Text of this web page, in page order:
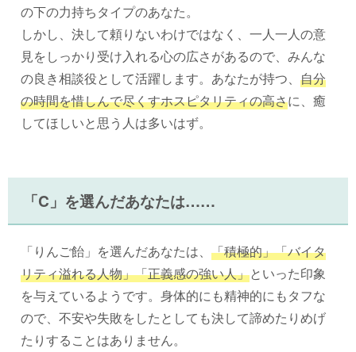
の下の力持ちタイプのあなた。
しかし、決して頼りないわけではなく、一人一人の意
見をしっかり受け入れる心の広さがあるので、みんな
の良き相談役として活躍します。あなたが持つ、 自分
の時間を惜しんで尽くすホスピタリティの高さに、癒
してほしいと思う人は多いはず。
「C」を選んだあなたは……
「りんご飴」を選んだあなたは、 「積極的」「バイタ
リティ溢れる人物」「正義感の強い人」といった印象
を与えているようです。身体的にも精神的にもタフな
ので、不安や失敗をしたとしても決して諦めたりめげ
たりすることはありません。